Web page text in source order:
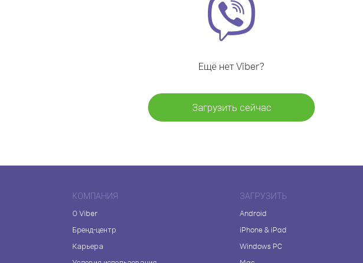
Ещё нет Viber?
Загрузить сейчас
КОМПАНИЯ
О Viber
Бренд-центр
Карьера
ЗАГРУЗИТЬ
Android
iPhone & iPad
Windows PC